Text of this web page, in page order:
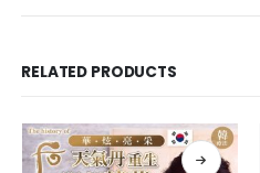
RELATED PRODUCTS